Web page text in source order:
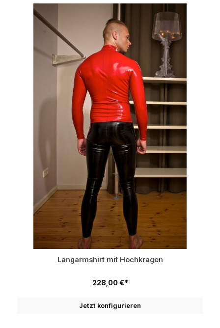
Langarmshirt mit Hochkragen
228,00 €*
Jetzt konfigurieren